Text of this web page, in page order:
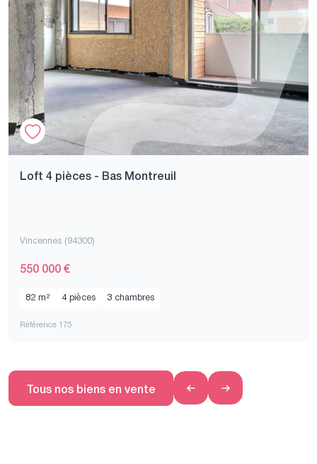
Loft 4 pièces - Bas Montreuil
Vincennes (94300)
550 000 €
82 m² 4 pièces 3 chambres
Référence 175
Tous nos biens en vente